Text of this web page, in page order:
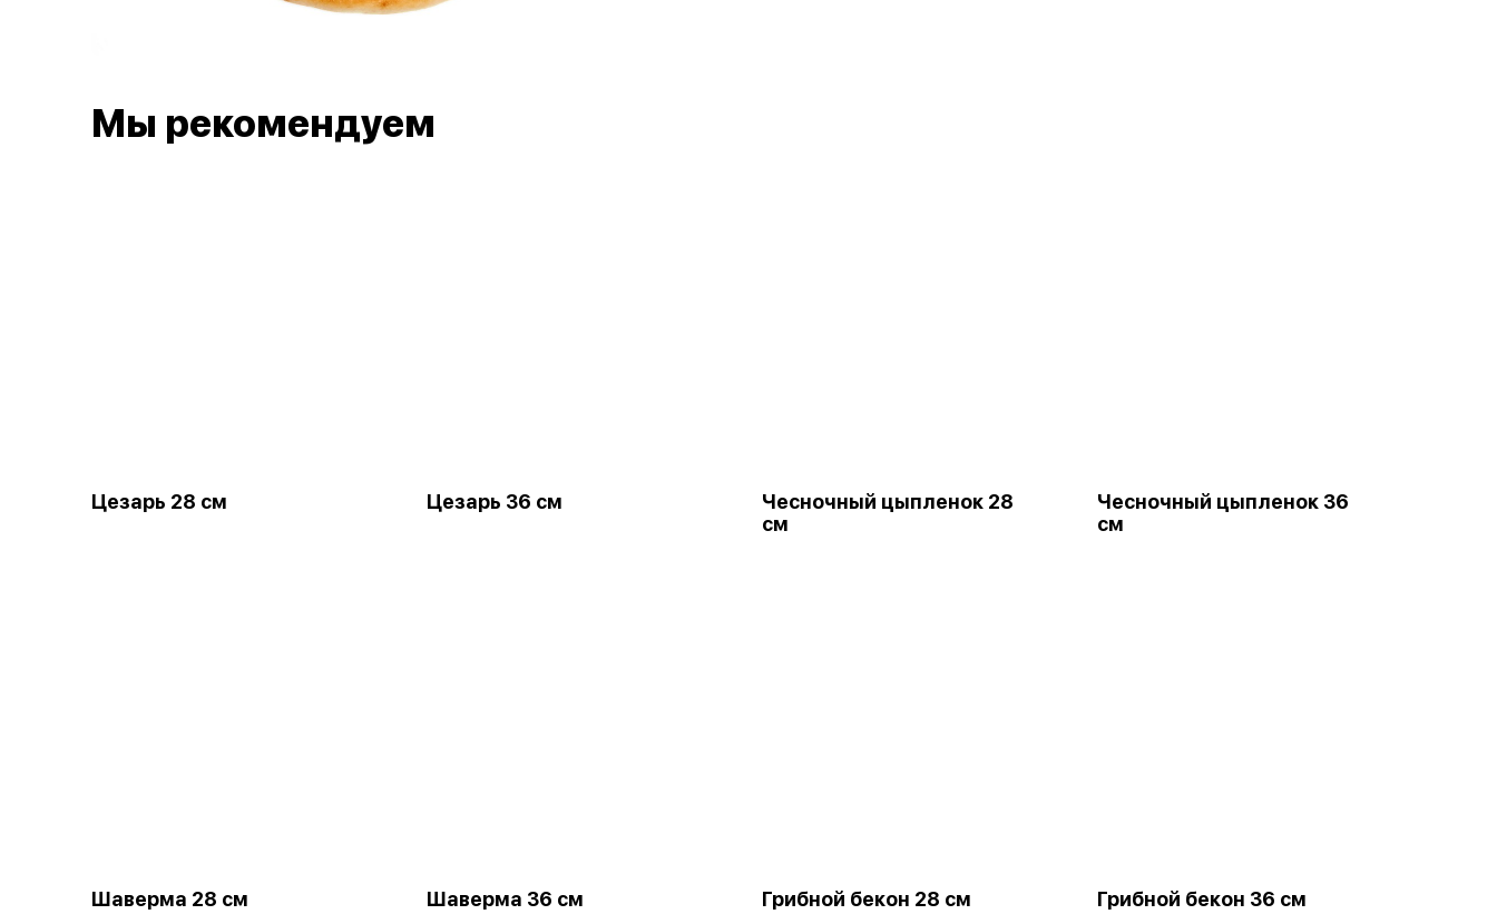
Мы рекомендуем
Цезарь 28 см Цезарь 36 см
Чесночный цыпленок 28
см
Чесночный цыпленок 36
см
Шаверма 28 см Шаверма 36 см Грибной бекон 28 см Грибной бекон 36 см